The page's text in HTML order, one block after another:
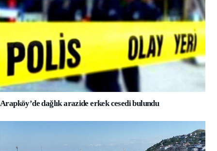
Arapköy’de dağlık arazide erkek cesedi bulundu